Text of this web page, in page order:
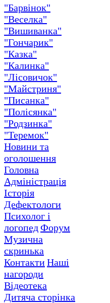
"Барвінок"
"Веселка"
"Вишиванка"
"Гончарик"
"Казка"
"Калинка"
"Лісовичок"
"Майстриня"
"Писанка"
"Полісянка"
"Родзинка"
"Теремок"
Новини та
оголошення
Головна
Адміністрація
Історія
Дефектологи
Психолог і
логопедФорум
Музична
скринька
КонтактиНаші
нагороди
Відеотека
Дитяча сторінка